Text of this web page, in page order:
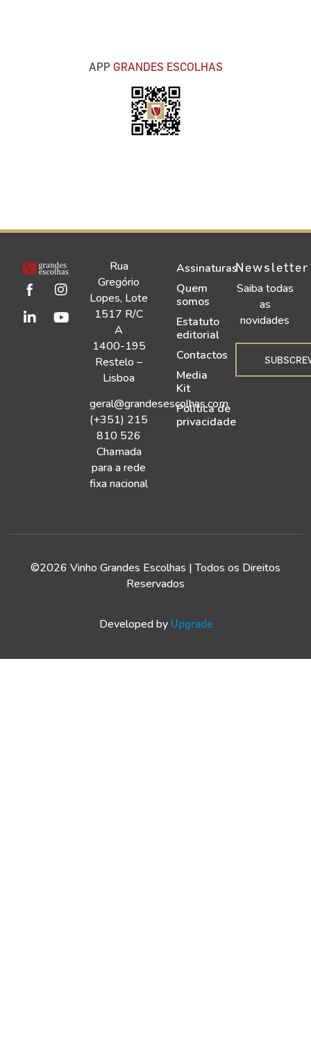
APP GRANDES ESCOLHAS
Rua
Gregório
Lopes, Lote
1517 R/C
A
1400-195
Restelo –
Lisboa
geral@grandesescolhas.com
(+351) 215
810 526
Chamada
para a rede
fixa nacional
Assinaturas
Quem
somos
Estatuto
editorial
Contactos
Media
Kit
Política de
privacidade
Newsletter
Saiba todas
as
novidades
©2026 Vinho Grandes Escolhas | Todos os Direitos
Reservados
Developed by Upgrade